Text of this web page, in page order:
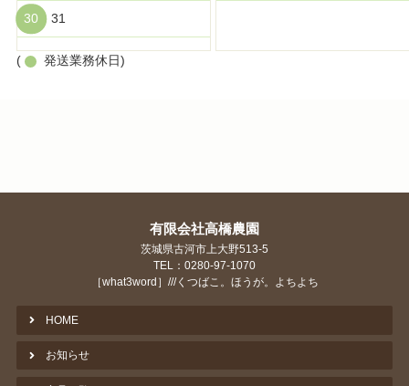
30 31
( 発送業務休日)
有限会社高橋農園
茨城県古河市上大野513-5
TEL：0280-97-1070
［what3word］///くつばこ。ほうが。よちよち
HOME
お知らせ